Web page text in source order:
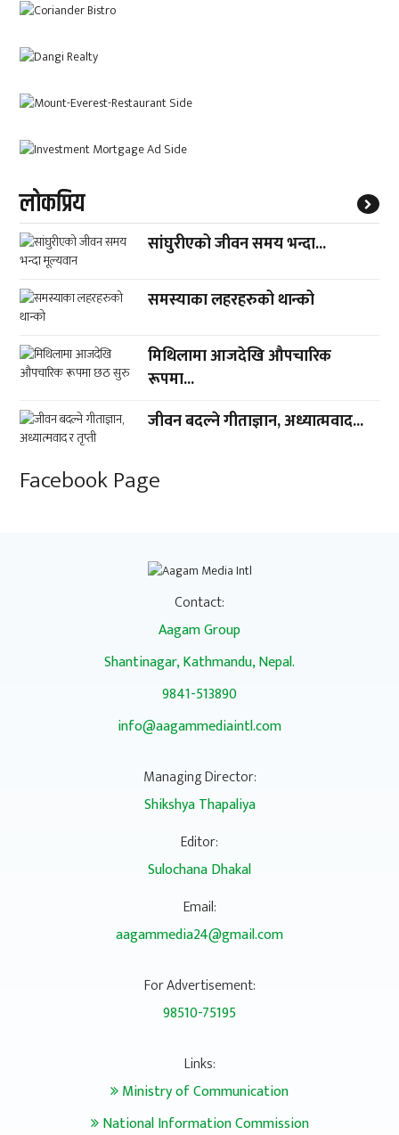
लाेकप्रिय
सांघुरीएको जीवन समय भन्दा...
समस्याका लहरहरुको थान्को
मिथिलामा आजदेखि औपचारिक
रूपमा...
जीवन बदल्ने गीताज्ञान, अध्यात्मवाद...
Facebook Page
Contact:
Aagam Group
Shantinagar, Kathmandu, Nepal.
9841-513890
info@aagammediaintl.com
Managing Director:
Shikshya Thapaliya
Editor:
Sulochana Dhakal
Email:
aagammedia24@gmail.com
For Advertisement:
98510-75195
Links:
Ministry of Communication
National Information Commission